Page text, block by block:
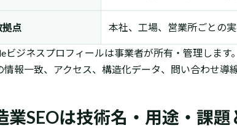
点 本社、工場、営業所ごとの
ビジネスプロフィールは事業者が所有・管理しま
情報一致、アクセス、構造化データ、問い合わせ導
業SEOは技術名・用途・課